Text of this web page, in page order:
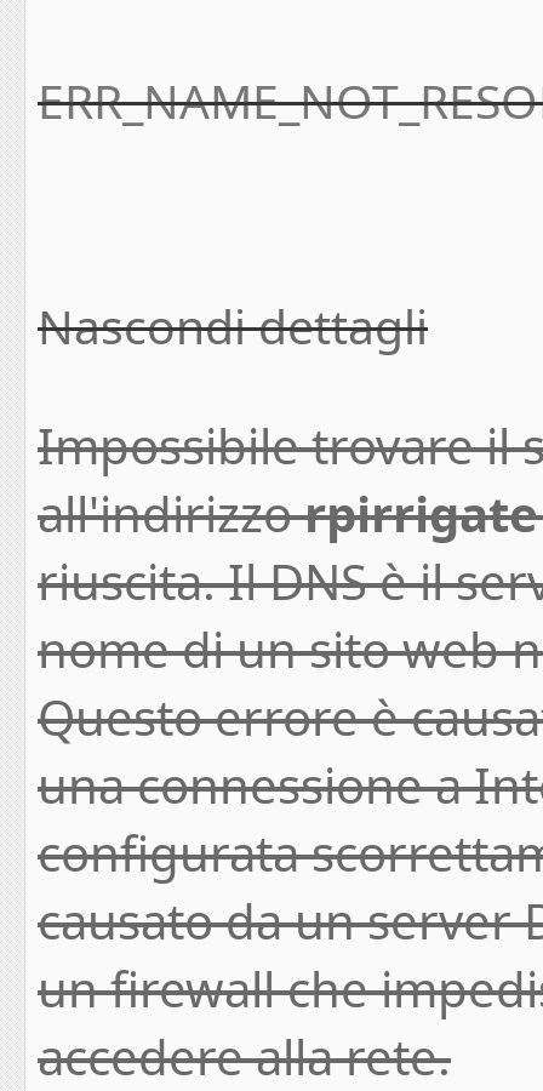
Nascondi dettagli
Impossibile trovare il
all'indirizzorpirrigate
riuscita. Il DNS è il
nome di un sito web
Questo errore è
una connessione a
configurata
causato da un server
un firewall che
accedere alla rete.